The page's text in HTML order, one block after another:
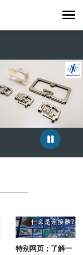
特别网页；了解一